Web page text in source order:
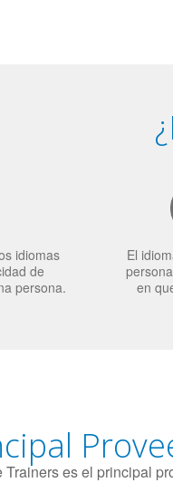
idiomas
de
persona.
El
en
Trainers es el principal